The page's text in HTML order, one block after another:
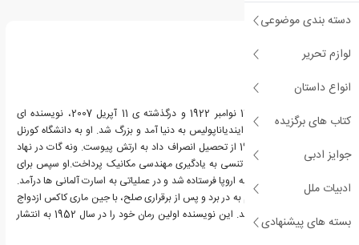
دسته بندی موضوعی
لوازم تحریر
انواع داستان
کتاب های برگزیده
جوایز ادبی
ادبیات ملل
بسته های پیشنهادی
درباره کورت ونه گات
کورت ونه گات، زاده ی 11 نوامبر 1922 و درگذشته ی 11 آپریل 2007، نویسنده ای
آمریکایی بود.ونه گات در ایندیاناپولیس به دنیا آمد و بزرگ شد. او به دانشگاه کورنل
رفت اما در ژانویه ی 1943 از تحصیل انصراف داد به ارتش پیوست. ونه گات در نهاد
فناوری کارنگی و دانشگاه تنسی به یادگیری مهندسی مکانیک پرداخت.او سپس برای
نبرد در جنگ جهانی دوم به اروپا فرستاده شد و در عملیاتی به اسارت آلمانی ها درآمد.
ونه گات از جنگ جان سالم به در برد و پس از برقراری صلح، با جین ماری کاکس ازدواج
کرد و صاحب سه فرزند شد. این نویسنده اولین رمان خود را در سال 1952 به انتشار